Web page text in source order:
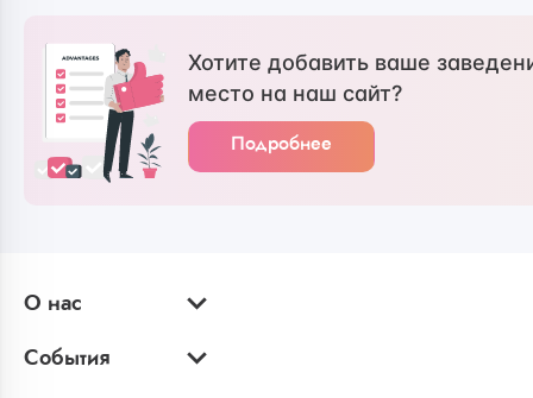
Хотите добавить ваше
место на наш сайт?
Подробнее
О нас
События